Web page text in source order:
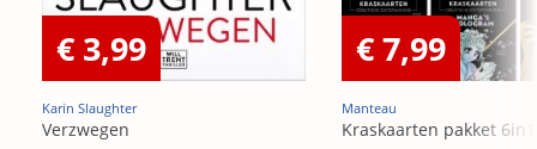
€ 3,99
Karin Slaughter
Verzwegen
€ 7,99
Manteau
Kraskaarten pakket 6in1